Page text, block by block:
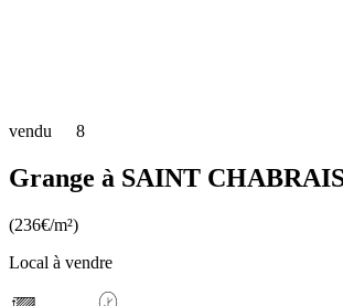
vendu 8
Grange à SAINT
(236€/m²)
Local à vendre